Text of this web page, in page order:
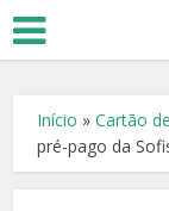
Início »Cartão
pré-pago da